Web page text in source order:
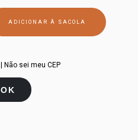
| Não sei meu CEP
OK